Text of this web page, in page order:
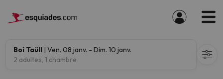
Boí Taüll | Ven. 08 janv. - Dim. 10 janv.
2 adultes, 1 chambre